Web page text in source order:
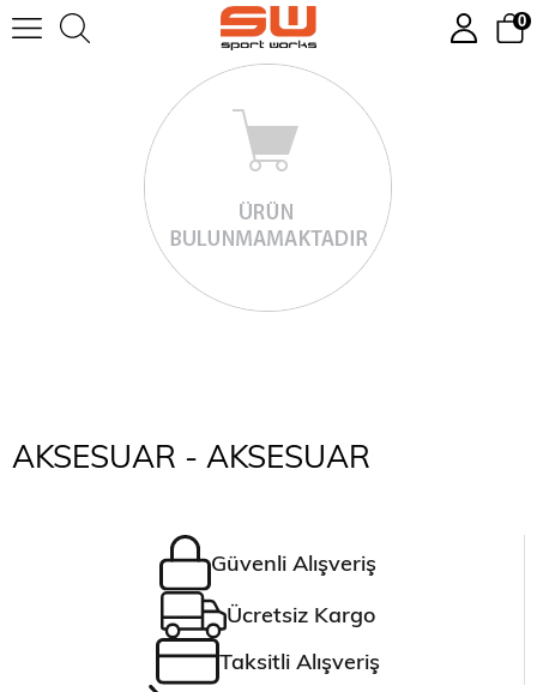
0
AKSESUAR - AKSESUAR
Güvenli Alışveriş
Ücretsiz Kargo
Taksitli Alışveriş